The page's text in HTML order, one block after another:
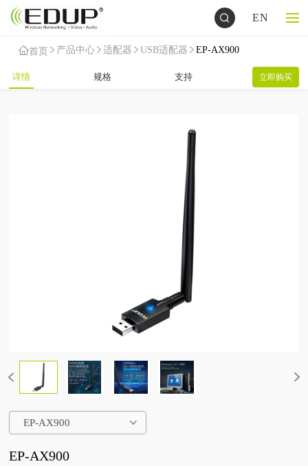
EN
首页 产品中心 适配器 USB适配器 EP-AX900
详情 规格 支持 立即购买
EP-AX900
EP-AX900